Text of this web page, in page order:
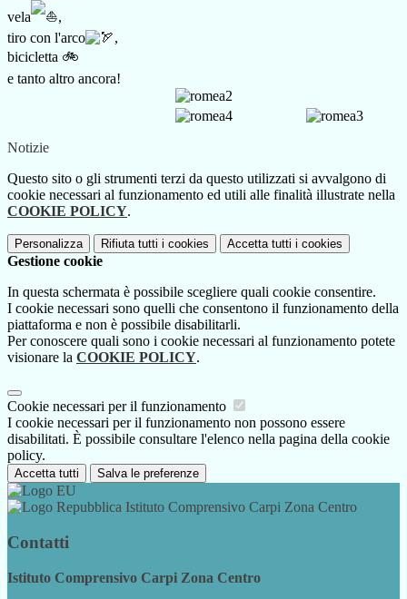
vela
,
tiro con l'arco
,
bicicletta 🚲
e tanto altro ancora!
Notizie
Questo sito o gli strumenti terzi da questo utilizzati si avvalgono di
cookie necessari al funzionamento ed utili alle finalità illustrate nella
COOKIE POLICY.
Personalizza Rifiuta tutti i cookies Accetta tutti i cookies
Gestione cookie
In questa schermata è possibile scegliere quali cookie consentire.
I cookie necessari sono quelli che consentono il funzionamento della
piattaforma e non è possibile disabilitarli.
Per conoscere quali sono i cookie necessari al funzionamento potete
visionare la COOKIE POLICY.
Cookie necessari per il funzionamento
I cookie necessari per il funzionamento non possono essere
disabilitati. È possibile consultare l'elenco nella pagina della cookie
policy.
Accetta tutti Salva le preferenze
Istituto Comprensivo Carpi Zona Centro
Contatti
Istituto Comprensivo Carpi Zona Centro